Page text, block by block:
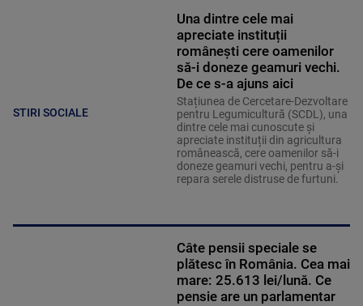
STIRI SOCIALE
Una dintre cele mai
apreciate instituții
românești cere oamenilor
să-i doneze geamuri vechi.
De ce s-a ajuns aici
Stațiunea de Cercetare-Dezvoltare
pentru Legumicultură (SCDL), una
dintre cele mai cunoscute și
apreciate instituții din agricultura
românească, cere oamenilor să-i
doneze geamuri vechi, pentru a-și
repara serele distruse de furtuni.
Câte pensii speciale se
plătesc în România. Cea mai
mare: 25.613 lei/lună. Ce
pensie are un parlamentar